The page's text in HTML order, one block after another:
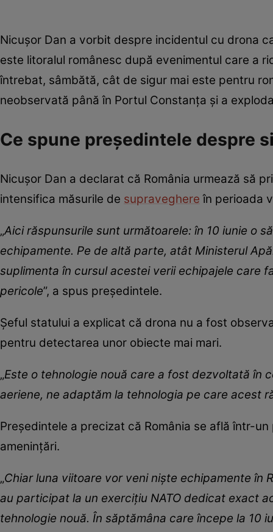
Nicușor Dan a vorbit despre incidentul cu drona
este litoralul românesc după evenimentul care a
întrebat, sâmbătă, cât de sigur mai este pentru
neobservată până în Portul Constanța și a
Ce spune președintele despre
Nicușor Dan a declarat că România urmează să
intensifica măsurile de supraveghere în perioada
„Aici răspunsurile sunt următoarele: în 10 iunie o
echipamente. Pe de altă parte, atât Ministerul
suplimenta în cursul acestei verii echipajele care
pericole”, a spus președintele.
Șeful statului a explicat că drona nu a fost
pentru detectarea unor obiecte mai mari.
„Este o tehnologie nouă care a fost dezvoltată în
aeriene, ne adaptăm la tehnologia pe care acest
Președintele a precizat că România se află într-
amenințări.
„Chiar luna viitoare vor veni niște echipamente în
au participat la un exercițiu NATO dedicat exact
tehnologie nouă. În săptămâna care începe la 10